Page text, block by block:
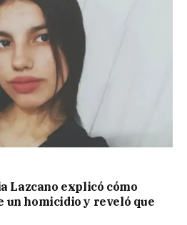
Lazcano explicó cómo
un homicidio y reveló que